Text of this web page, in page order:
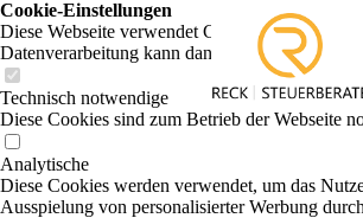
Cookie-Einstellungen
Diese Webseite verwendet Cookies, um
Datenverarbeitung kann dann auch in einem
Technisch notwendige
Diese Cookies sind zum Betrieb der Webseite
Analytische
Diese Cookies werden verwendet, um das
Ausspielung von personalisierter Werbung